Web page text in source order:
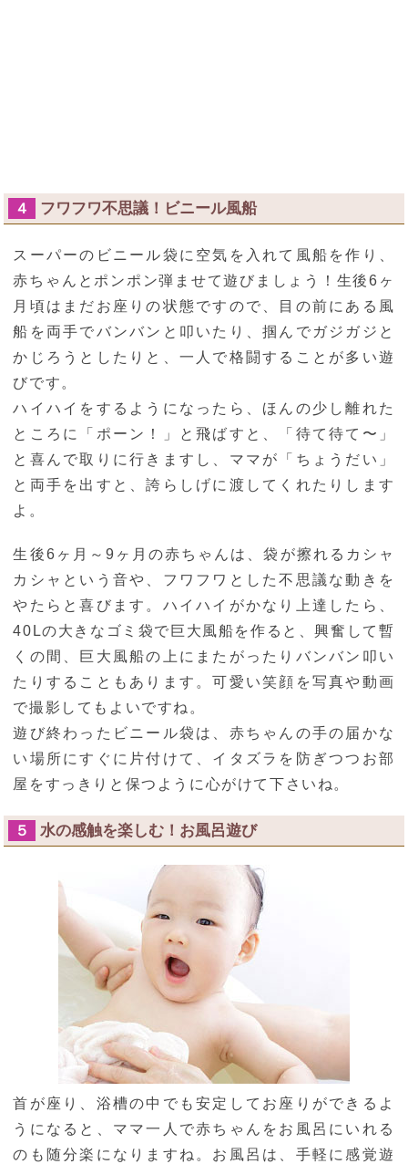
４ フワフワ不思議！ビニール風船
スーパーのビニール袋に空気を入れて風船を作り、
赤ちゃんとポンポン弾ませて遊びましょう！生後6ヶ
月頃はまだお座りの状態ですので、目の前にある風
船を両手でバンバンと叩いたり、掴んでガジガジと
かじろうとしたりと、一人で格闘することが多い遊
びです。
ハイハイをするようになったら、ほんの少し離れた
ところに「ポーン！」と飛ばすと、「待て待て〜」
と喜んで取りに行きますし、ママが「ちょうだい」
と両手を出すと、誇らしげに渡してくれたりします
よ。
生後6ヶ月～9ヶ月の赤ちゃんは、袋が擦れるカシャ
カシャという音や、フワフワとした不思議な動きを
やたらと喜びます。ハイハイがかなり上達したら、
40Lの大きなゴミ袋で巨大風船を作ると、興奮して暫
くの間、巨大風船の上にまたがったりバンバン叩い
たりすることもあります。可愛い笑顔を写真や動画
で撮影してもよいですね。
遊び終わったビニール袋は、赤ちゃんの手の届かな
い場所にすぐに片付けて、イタズラを防ぎつつお部
屋をすっきりと保つように心がけて下さいね。
５ 水の感触を楽しむ！お風呂遊び
首が座り、浴槽の中でも安定してお座りができるよ
うになると、ママ一人で赤ちゃんをお風呂にいれる
のも随分楽になりますね。お風呂は、手軽に感覚遊